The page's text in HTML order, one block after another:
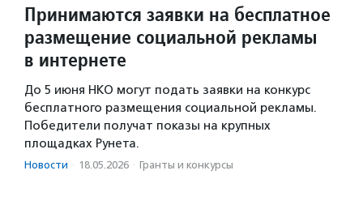
Принимаются заявки на бесплатное
размещение социальной рекламы
в интернете
До 5 июня НКО могут подать заявки на конкурс
бесплатного размещения социальной рекламы.
Победители получат показы на крупных
площадках Рунета.
Новости · 18.05.2026 · Гранты и конкурсы